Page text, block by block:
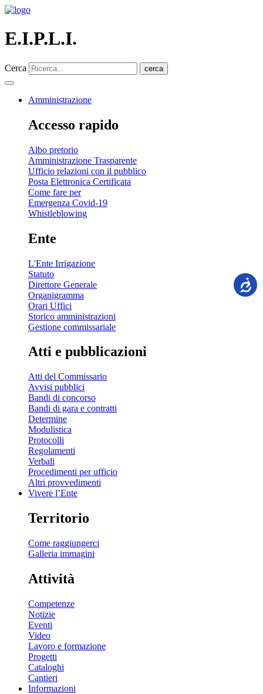
E.I.P.L.I.
Cerca cerca
Amministrazione
Accesso rapido
Albo pretorio
Amministrazione Trasparente
Ufficio relazioni con il pubblico
Posta Elettronica Certificata
Come fare per
Emergenza Covid-19
Whistleblowing
Ente
L'Ente Irrigazione
Statuto
Direttore Generale
Organigramma
Orari Uffici
Storico amministrazioni
Gestione commissariale
Atti e pubblicazioni
Atti del Commissario
Avvisi pubblici
Bandi di concorso
Bandi di gara e contratti
Determine
Modulistica
Protocolli
Regolamenti
Verbali
Procedimenti per ufficio
Altri provvedimenti
Vivere l’Ente
Territorio
Come raggiungerci
Galleria immagini
Attività
Competenze
Notizie
Eventi
Video
Lavoro e formazione
Progetti
Cataloghi
Cantieri
Informazioni